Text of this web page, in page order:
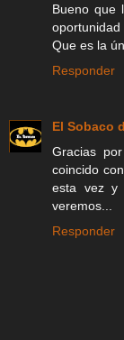
Bueno que
Que es la
Responder
El Sobaco
Gracias
coincido
esta vez y
veremos...
Responder